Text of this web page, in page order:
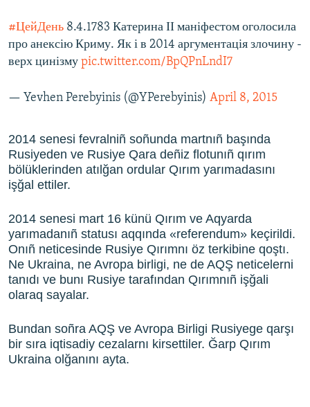
#ЦейДень 8.4.1783 Катерина ІІ маніфестом оголосила
про анексію Криму. Як і в 2014 аргументація злочину -
верх цинізму pic.twitter.com/BpQPnLndI7
— Yevhen Perebyinis (@YPerebyinis) April 8, 2015
2014 senesi fevralniñ soñunda martnıñ başında
Rusiyeden ve Rusiye Qara deñiz flotunıñ qırım
bölüklerinden atılğan ordular Qırım yarımadasını
işğal ettiler.
2014 senesi mart 16 künü Qırım ve Aqyarda
yarımadanıñ statusı aqqında «referendum» keçirildi.
Onıñ neticesinde Rusiye Qırımnı öz terkibine qoştı.
Ne Ukraina, ne Avropa birligi, ne de AQŞ neticelerni
tanıdı ve bunı Rusiye tarafından Qırımnıñ işğali
olaraq sayalar.
Bundan soñra AQŞ ve Avropa Birligi Rusiyege qarşı
bir sıra iqtisadiy cezalarnı kirsettiler. Ğarp Qırım
Ukraina olğanını ayta.